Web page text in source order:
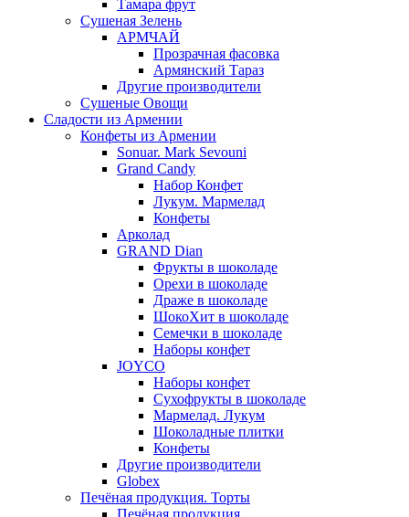
Тамара фрут
Сушеная Зелень
АРМЧАЙ
Прозрачная фасовка
Армянский Тараз
Другие производители
Сушеные Овощи
Сладости из Армении
Конфеты из Армении
Sonuar. Mark Sevouni
Grand Candy
Набор Конфет
Лукум. Мармелад
Конфеты
Арколад
GRAND Dian
Фрукты в шоколаде
Орехи в шоколаде
Драже в шоколаде
ШокоХит в шоколаде
Семечки в шоколаде
Наборы конфет
JOYCO
Наборы конфет
Сухофрукты в шоколаде
Мармелад. Лукум
Шоколадные плитки
Конфеты
Другие производители
Globex
Печёная продукция. Торты
Печёная продукция